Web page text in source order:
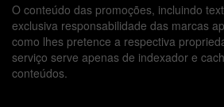
O conteúdo das promoções, incluindo
exclusiva responsabilidade das marcas
como lhes pretence a respectiva
serviço serve apenas de indexador e
conteúdos.